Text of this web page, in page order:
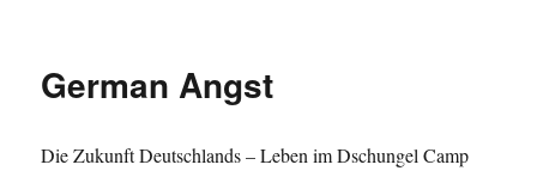
German Angst
Die Zukunft Deutschlands – Leben im Dschungel Camp